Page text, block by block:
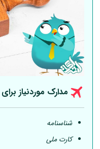
مدارک موردنیاز
شناسنامه
کارت ملی